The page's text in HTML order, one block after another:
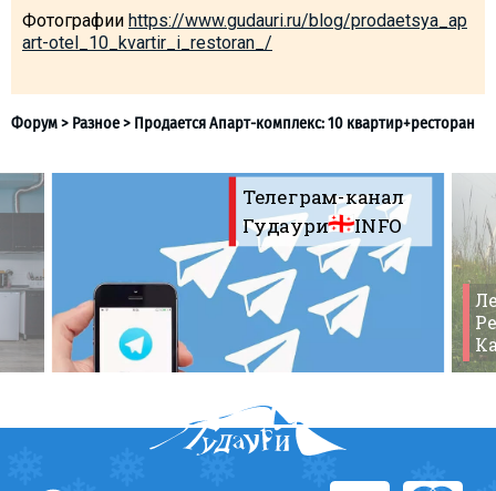
Фотографии https://www.gudauri.ru/blog/prodaetsya_ap
art-otel_10_kvartir_i_restoran_/
Продается Апарт-комплекс: 10
Телеграм-канал
Гудаури
INFO
Что пить?
Деньги
Галерея